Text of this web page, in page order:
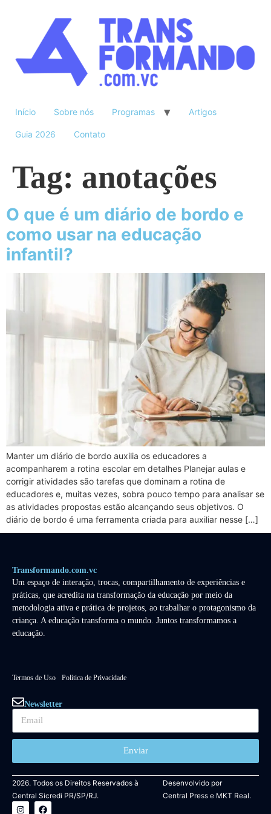
Início Sobre nós Programas Artigos
Guia 2026 Contato
Tag: anotações
O que é um diário de bordo e
como usar na educação
infantil?
Manter um diário de bordo auxilia os educadores a
acompanharem a rotina escolar em detalhes Planejar aulas e
corrigir atividades são tarefas que dominam a rotina de
educadores e, muitas vezes, sobra pouco tempo para analisar se
as atividades propostas estão alcançando seus objetivos. O
diário de bordo é uma ferramenta criada para auxiliar nesse […]
Transformando.com.vc
Um espaço de interação, trocas, compartilhamento de experiências e
práticas, que acredita na transformação da educação por meio da
metodologia ativa e prática de projetos, ao trabalhar o protagonismo da
criança. A educação transforma o mundo. Juntos transformamos a
educação.
Termos de Uso Política de Privacidade
Newsletter
Enviar
2026. Todos os Direitos Reservados à
Central Sicredi PR/SP/RJ.
Desenvolvido por
Central Presse MKT Real.